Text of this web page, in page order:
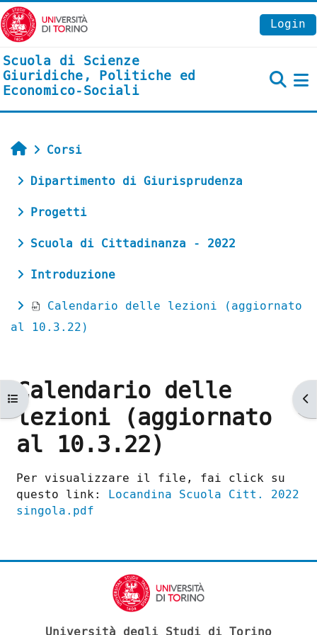
Vai al contenuto principale
Login
Scuola di Scienze
Giuridiche, Politiche ed
Economico-Sociali
Apri indice del corso
Home
Corsi
Dipartimento di Giurisprudenza
Progetti
Scuola di Cittadinanza - 2022
Introduzione
Calendario delle lezioni (aggiornato
al 10.3.22)
Calendario delle
lezioni (aggiornato
al 10.3.22)
Aggregazione dei criteri
Per visualizzare il file, fai click su
questo link: Locandina Scuola Citt. 2022
singola.pdf
Università degli Studi di Torino